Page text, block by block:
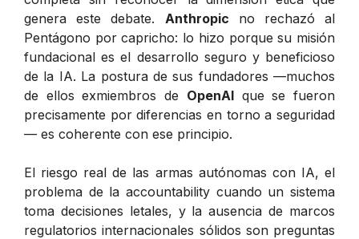
genera este debate. Anthropic no rechazó al
Pentágono por capricho: lo hizo porque su misión
fundacional es el desarrollo seguro y beneficioso
de la IA. La postura de sus fundadores —muchos
de ellos exmiembros de OpenAIque se fueron
precisamente por diferencias en torno a seguridad
— es coherente con ese principio.
El riesgo real de las armas autónomas con IA, el
problema de la accountability cuando un sistema
toma decisiones letales, y la ausencia de marcos
regulatorios internacionales sólidos son preguntas